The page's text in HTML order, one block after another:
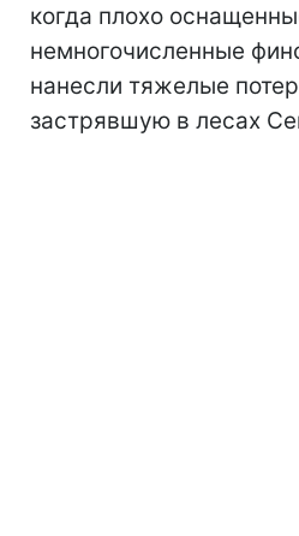
когда плохо
немногочисленные
нанесли тяжелые
застрявшую в лесах